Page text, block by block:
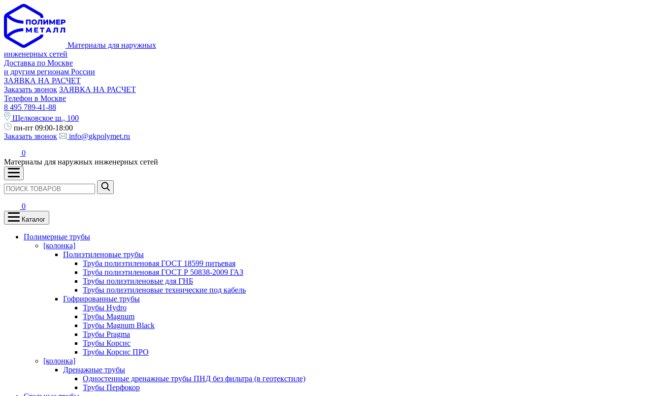
Материалы для наружных
инженерных сетей
Доставка по Москве
и другим регионам России
ЗАЯВКА НА РАСЧЕТ
Заказать звонок ЗАЯВКА НА РАСЧЕТ
Телефон в Москве
8 495 789-41-88
Щелковское ш., 100
пн-пт 09:00-18:00
Заказать звонок
info@gkpolymet.ru
0
Материалы для наружных инженерных сетей
0
Каталог
Полимерные трубы
[колонка]
Полиэтиленовые трубы
Труба полиэтиленовая ГОСТ 18599 питьевая
Труба полиэтиленовая ГОСТ Р 50838-2009 ГАЗ
Трубы полиэтиленовые для ГНБ
Трубы полиэтиленовые технические под кабель
Гофрированные трубы
Трубы Hydro
Трубы Magnum
Трубы Magnum Black
Трубы Pragma
Трубы Корсис
Трубы Корсис ПРО
[колонка]
Дренажные трубы
Одностенные дренажные трубы ПНД без фильтра (в геотекстиле)
Трубы Перфокор